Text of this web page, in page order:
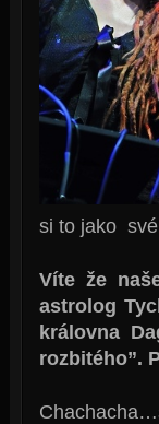
si to jako
Víte že
astrolog
královna
rozbitého”.